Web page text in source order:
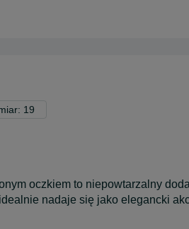
19
oczkiem to niepowtarzalny
nadaje się jako elegancki